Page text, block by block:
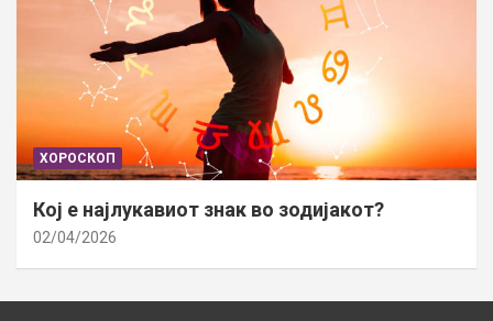
ХОРОСКОП
Кој е најлукавиот знак во зодијакот?
02/04/2026